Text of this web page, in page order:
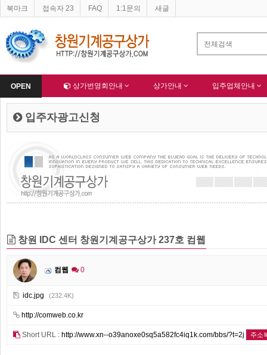
OPEN
북마크 접속자 23 FAQ 1:1문의 새글
이버 등록완료 - 알림 한국종합산업(주) 회원님 가입을 축하드립니다 !
Home 상가번영회안내 상가안내 입주업체안내
입주자광고신청
창원 IDC 센터 창원기계공구상가 237호 컴웹
컴웹 0
idc.jpg (232.4K)
http://comweb.co.kr
Short URL : http://www.xn--o39anoxe0sq5a582fc4iq1k.com/bbs/?t=2j 주소